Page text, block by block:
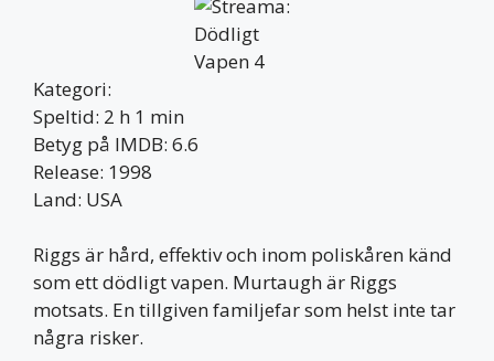
Kategori:
Speltid: 2 h 1 min
Betyg på IMDB: 6.6
Release: 1998
Land: USA
Riggs är hård, effektiv och inom poliskåren känd
som ett dödligt vapen. Murtaugh är Riggs
motsats. En tillgiven familjefar som helst inte tar
några risker.